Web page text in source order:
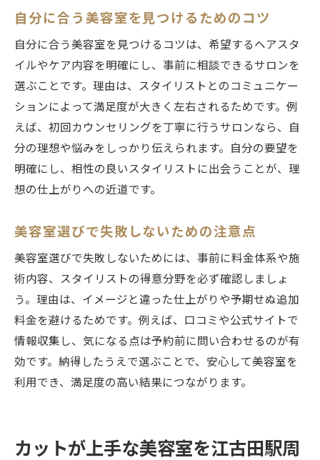
自分に合う美容室を見つけるためのコツ
自分に合う美容室を見つけるコツは、希望するヘアスタ
イルやケア内容を明確にし、事前に相談できるサロンを
選ぶことです。理由は、スタイリストとのコミュニケー
ションによって満足度が大きく左右されるためです。例
えば、初回カウンセリングを丁寧に行うサロンなら、自
分の理想や悩みをしっかり伝えられます。自分の要望を
明確にし、相性の良いスタイリストに出会うことが、理
想の仕上がりへの近道です。
美容室選びで失敗しないための注意点
美容室選びで失敗しないためには、事前に料金体系や施
術内容、スタイリストの得意分野を必ず確認しましょ
う。理由は、イメージと違った仕上がりや予期せぬ追加
料金を避けるためです。例えば、口コミや公式サイトで
情報収集し、気になる点は予約前に問い合わせるのが有
効です。納得したうえで選ぶことで、安心して美容室を
利用でき、満足度の高い結果につながります。
カットが上手な美容室を江古田駅周